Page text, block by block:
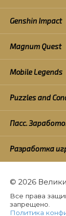
Genshin Impact
Magnum Quest
Mobile Legends
Puzzles and
Пасс.
Разработка
© 2026
Все права
запрещено.
Политика